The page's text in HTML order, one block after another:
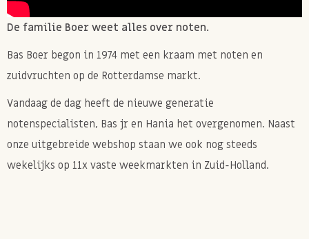
De familie Boer weet alles over noten.
Bas Boer begon in 1974 met een kraam met noten en
zuidvruchten op de Rotterdamse markt.
Vandaag de dag heeft de nieuwe generatie
notenspecialisten, Bas jr en Hania het overgenomen. Naast
onze uitgebreide webshop staan we ook nog steeds
wekelijks op 11x vaste weekmarkten in Zuid-Holland.